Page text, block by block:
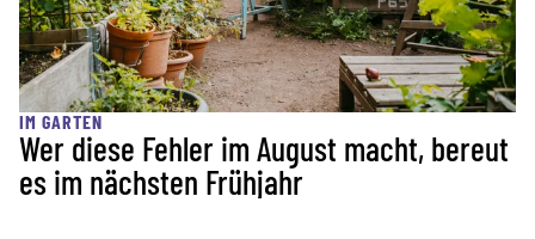
IM GARTEN
Wer diese Fehler im August macht, bereut
es im nächsten Frühjahr